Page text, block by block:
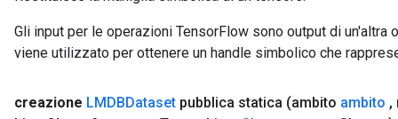
Gli input per le operazioni TensorFlow sono output di un'altra
viene utilizzato per ottenere un handle simbolico che
creazione LMDBDataset pubblica statica (ambito ambito ,